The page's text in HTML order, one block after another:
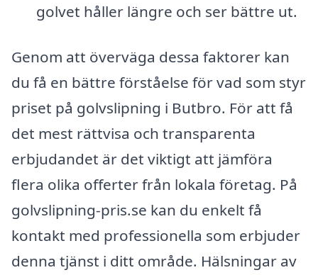
golvet håller längre och ser bättre ut.
Genom att överväga dessa faktorer kan
du få en bättre förståelse för vad som styr
priset på golvslipning i Butbro. För att få
det mest rättvisa och transparenta
erbjudandet är det viktigt att jämföra
flera olika offerter från lokala företag. På
golvslipning-pris.se kan du enkelt få
kontakt med professionella som erbjuder
denna tjänst i ditt område. Hälsningar av